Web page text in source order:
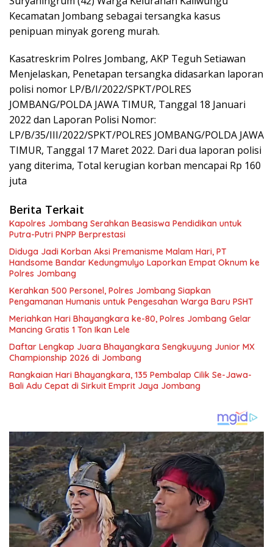
Kecamatan Jombang sebagai tersangka kasus
penipuan minyak goreng murah.
Kasatreskrim Polres Jombang, AKP Teguh Setiawan
Menjelaskan, Penetapan tersangka didasarkan laporan
polisi nomor LP/B/I/2022/SPKT/POLRES
JOMBANG/POLDA JAWA TIMUR, Tanggal 18 Januari
2022 dan Laporan Polisi Nomor:
LP/B/35/III/2022/SPKT/POLRES JOMBANG/POLDA JAWA
TIMUR, Tanggal 17 Maret 2022. Dari dua laporan polisi
yang diterima, Total kerugian korban mencapai Rp 160
juta
Berita Terkait
Kapolres Jombang Serahkan Beasiswa Pendidikan untuk
Putra-Putri PNPP Berprestasi
Diduga Jadi Korban Aksi Premanisme Malam Hari, PT
Handsome Bandar Kedungmulyo Laporkan Empat Oknum ke
Polres Jombang
Kerahkan 500 Personel, Polres Jombang Siapkan
Pengamanan Humanis untuk Pengesahan Warga Baru PSHT
Meriahkan Hari Bhayangkara ke-80, Polres Jombang Gelar
Mancing Gratis 1 Ton Ikan Lele
Daftar Lengkap Juara Bhayangkara Sengkuyung Junior MX
Championship 2026 di Jombang
Rangkaian Hari Bhayangkara, 135 Pembalap Cilik Se-Jawa-
Bali Adu Cepat di Sirkuit Emprit Jaya Jombang